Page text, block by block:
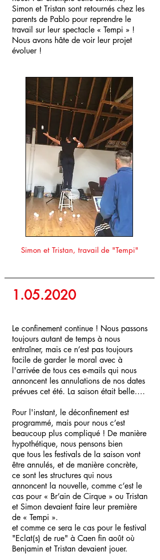
Simon et Tristan sont retournés chez les
parents de Pablo pour reprendre le
travail sur leur spectacle « Tempi » !
Nous avons hâte de voir leur projet
évoluer !
Simon et Tristan, travail de "Tempi"
1.05.2020
Le confinement continue ! Nous passons
toujours autant de temps à nous
entraîner, mais ce n’est pas toujours
facile de garder le moral avec à
l'arrivée de tous ces e-mails qui nous
annoncent les annulations de nos dates
prévues cet été. La saison était belle….
Pour l'instant, le déconfinement est
programmé, mais pour nous c’est
beaucoup plus compliqué ! De manière
hypothétique, nous pensons bien
que tous les festivals de la saison vont
être annulés, et de manière concrète,
ce sont les structures qui nous
annoncent la nouvelle, comme c’est le
cas pour « Br’ain de Cirque » ou Tristan
et Simon devaient faire leur première
de « Tempi ».
et comme ce sera le cas pour le festival
"Eclat(s) de rue" à Caen fin août où
Benjamin et Tristan devaient jouer.